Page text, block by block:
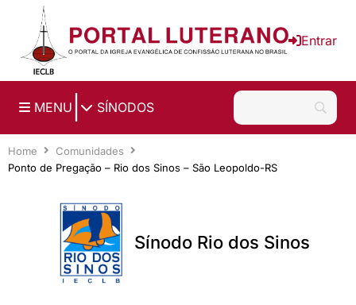
Ir para o conteúdo principal
Entrar
MENU SÍNODOS
Home
Comunidades
Ponto de Pregação – Rio dos Sinos – São Leopoldo-RS
Sínodo Rio dos Sinos